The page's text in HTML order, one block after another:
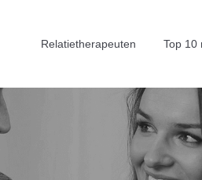
Relatietherapeuten Top 10